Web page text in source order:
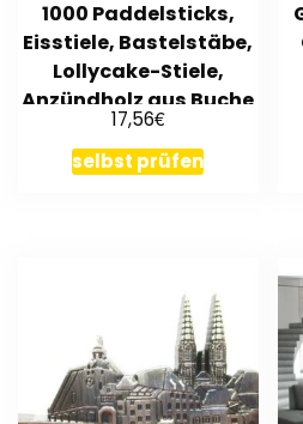
1000 Paddelsticks,
Eisstiele, Bastelstäbe,
Lollycake-Stiele,
Anzündholz aus Buche
17,56€
selbst prüfen